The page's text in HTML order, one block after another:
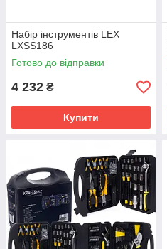
Набір інструментів LEX
LXSS186
Готово до відправки
4 232 ₴
Купити